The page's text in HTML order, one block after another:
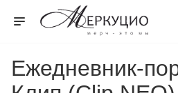
Ежедневник-